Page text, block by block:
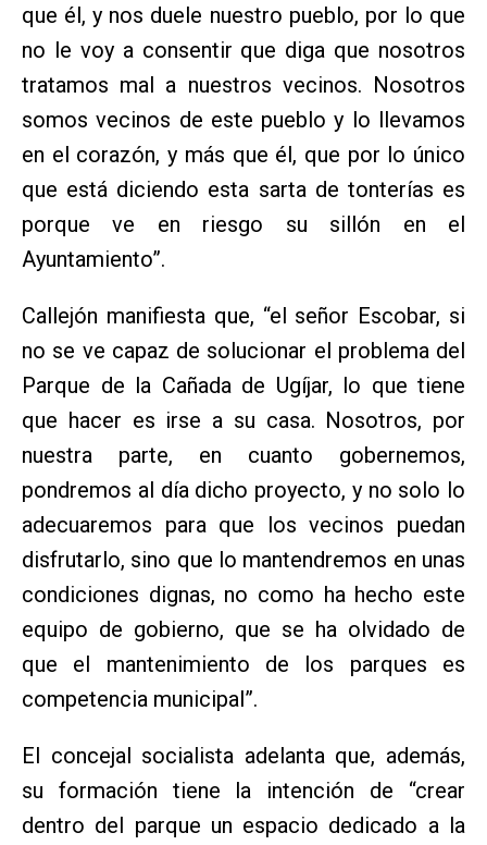
que él, y nos duele nuestro pueblo, por lo que
no le voy a consentir que diga que nosotros
tratamos mal a nuestros vecinos. Nosotros
somos vecinos de este pueblo y lo llevamos
en el corazón, y más que él, que por lo único
que está diciendo esta sarta de tonterías es
porque ve en riesgo su sillón en el
Ayuntamiento”.
Callejón manifiesta que, “el señor Escobar, si
no se ve capaz de solucionar el problema del
Parque de la Cañada de Ugíjar, lo que tiene
que hacer es irse a su casa. Nosotros, por
nuestra parte, en cuanto gobernemos,
pondremos al día dicho proyecto, y no solo lo
adecuaremos para que los vecinos puedan
disfrutarlo, sino que lo mantendremos en unas
condiciones dignas, no como ha hecho este
equipo de gobierno, que se ha olvidado de
que el mantenimiento de los parques es
competencia municipal”.
El concejal socialista adelanta que, además,
su formación tiene la intención de “crear
dentro del parque un espacio dedicado a la